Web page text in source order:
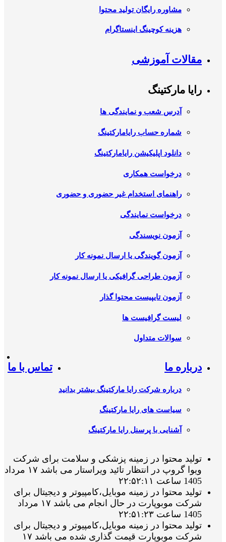
مشاوره رایگان تولید محتوا
هزینه کوچینگ اینستاگرام
مقالات آموزشی
رایا مارکتینگ
آدرس شعب و نمایندگی ها
شماره حساب رایامارکتینگ
دانلود اپلیکیشن رایامارکتینگ
درخواست همکاری
راهنمای استخدام غیر حضوری و حضوری
درخواست نمایندگی
آزمون نویسندگی
آزمون گویندگی یا ارسال نمونه کار
آزمون طراحی گرافیکی یا ارسال نمونه کار
آزمون تایپیست محتوا گذار
لیست گرافیست ها
سوالات متداول
درباره ما
درباره شرکت رایا مارکتینگ بیشتر بدانید
سیاست های رایا مارکتینگ
آشنایی با پرسنل رایا مارکتینگ
تماس با ما
تولید محتوا در زمینه پزشکی و سلامت برای شرکت
ویوا گروپ در انتظار تائید ویراستار می باشد ۱۷ مرداد
1405 ساعت ۲۲:۵۲:۱۱
تولید محتوا در زمینه موبایل،کامپیوتر و دیجیتال برای
شرکت موبوپارت در حال انجام می باشد ۱۷ مرداد
1405 ساعت ۲۲:۵۱:۲۳
تولید محتوا در زمینه موبایل،کامپیوتر و دیجیتال برای
شرکت موبوپارت قیمت گذاری شده می باشد ۱۷